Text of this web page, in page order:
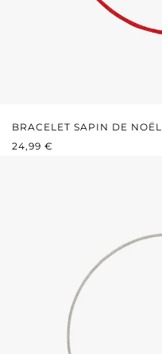
BRACELET SAPIN DE
PRIX RÉGULIER :
24,99 €